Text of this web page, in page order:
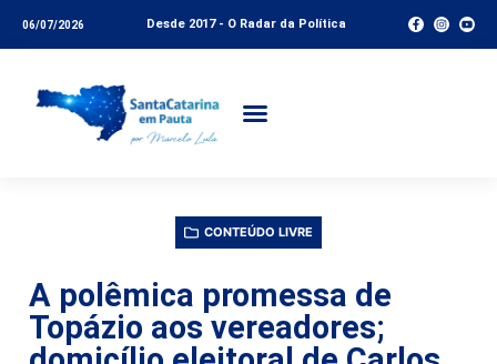
06/07/2026 Desde 2017 - O Radar da Política
CONTEÚDO LIVRE
A polêmica promessa de
Topázio aos vereadores;